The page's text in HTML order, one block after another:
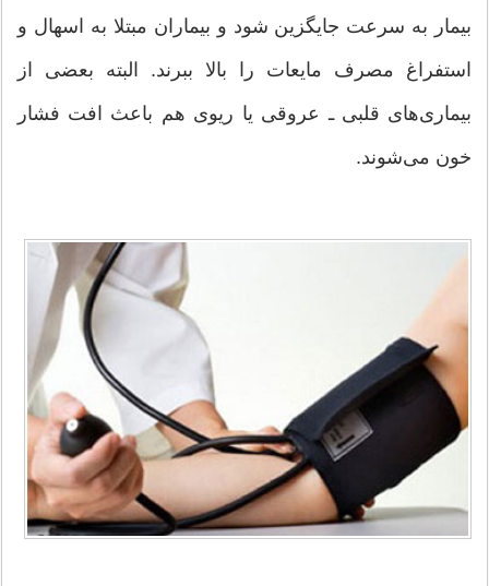
بیمار به سرعت جایگزین شود و بیماران مبتلا به اسهال و
استفراغ مصرف مایعات را بالا ببرند. البته بعضی از
بیماری‌های قلبی ـ عروقی یا ریوی هم باعث افت فشار
خون می‌شوند.